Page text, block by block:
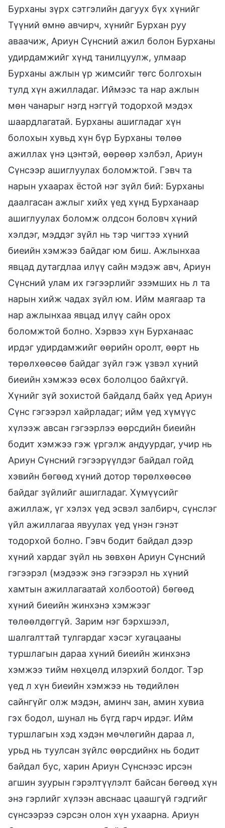
Бурханы зүрх сэтгэлийн дагуух бүх хүнийг
Түүний өмнө авчирч, хүнийг Бурхан руу
аваачиж, Ариун Сүнсний ажил болон Бурханы
удирдамжийг хүнд танилцуулж, улмаар
Бурханы ажлын үр жимсийг төгс болгохын
тулд хүн ажилладаг. Иймээс та нар ажлын
мөн чанарыг нэгд нэггүй тодорхой мэдэх
шаардлагатай. Бурханы ашигладаг хүн
болохын хувьд хүн бүр Бурханы төлөө
ажиллах үнэ цэнтэй, өөрөөр хэлбэл, Ариун
Сүнсээр ашиглуулах боломжтой. Гэвч та
нарын ухаарах ёстой нэг зүйл бий: Бурханы
даалгасан ажлыг хийх үед хүнд Бурханаар
ашиглуулах боломж олдсон боловч хүний
хэлдэг, мэддэг зүйл нь тэр чигтээ хүний
биеийн хэмжээ байдаг юм биш. Ажлынхаа
явцад дутагдлаа илүү сайн мэдэж авч, Ариун
Сүнсний улам их гэгээрлийг эзэмших нь л та
нарын хийж чадах зүйл юм. Ийм маягаар та
нар ажлынхаа явцад илүү сайн орох
боломжтой болно. Хэрвээ хүн Бурханаас
ирдэг удирдамжийг өөрийн оролт, өөрт нь
төрөлхөөсөө байдаг зүйл гэж үзвэл хүний
биеийн хэмжээ өсөх бололцоо байхгүй.
Хүнийг зүй зохистой байдалд байх үед Ариун
Сүнс гэгээрэл хайрладаг; ийм үед хүмүүс
хүлээж авсан гэгээрлээ өөрсдийн биеийн
бодит хэмжээ гэж үргэлж андуурдаг, учир нь
Ариун Сүнсний гэгээрүүлдэг байдал гойд
хэвийн бөгөөд хүний дотор төрөлхөөсөө
байдаг зүйлийг ашигладаг. Хүмүүсийг
ажиллаж, үг хэлэх үед эсвэл залбирч, сүнслэг
үйл ажиллагаа явуулах үед үнэн гэнэт
тодорхой болно. Гэвч бодит байдал дээр
хүний хардаг зүйл нь зөвхөн Ариун Сүнсний
гэгээрэл (мэдээж энэ гэгээрэл нь хүний
хамтын ажиллагаатай холбоотой) бөгөөд
хүний биеийн жинхэнэ хэмжээг
төлөөлдөггүй. Зарим нэг бэрхшээл,
шалгалттай тулгардаг хэсэг хугацааны
туршлагын дараа хүний биеийн жинхэнэ
хэмжээ тийм нөхцөлд илэрхий болдог. Тэр
үед л хүн биеийн хэмжээ нь төдийлөн
сайнгүйг олж мэдэн, аминч зан, амин хувиа
гэх бодол, шунал нь бүгд гарч ирдэг. Ийм
туршлагын хэд хэдэн мөчлөгийн дараа л,
урьд нь туулсан зүйлс өөрсдийнх нь бодит
байдал бус, харин Ариун Сүнснээс ирсэн
агшин зуурын гэрэлтүүлэлт байсан бөгөөд хүн
энэ гэрлийг хүлээн авснаас цаашгүй гэдгийг
сүнсээрээ сэрсэн олон хүн ухаарна. Ариун